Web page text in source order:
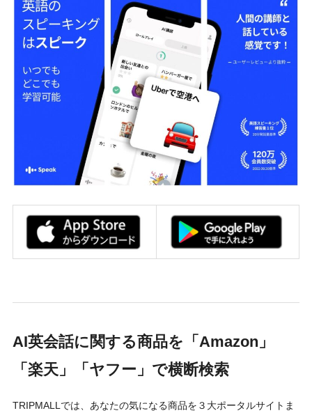
AI英会話に関する商品を「Amazon」
「楽天」「ヤフー」で横断検索
TRIPMALLでは、あなたの気になる商品を３大ポータルサイトま